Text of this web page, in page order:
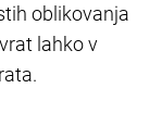
oblikovanja
lahko v